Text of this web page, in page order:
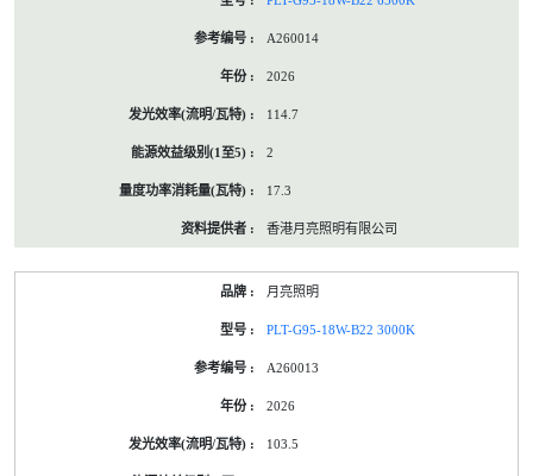
A260014
2026
114.7
2
17.3
香港月亮照明有限公司
月亮照明
PLT-G95-18W-B22 3000K
A260013
2026
103.5